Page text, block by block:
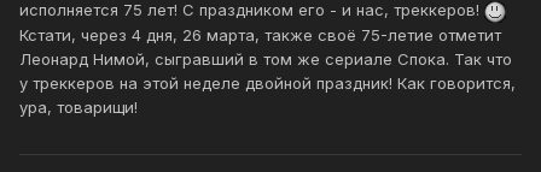
исполняется 75 лет! С праздником его - и нас, треккеров!
Кстати, через 4 дня, 26 марта, также своё 75-летие отметит
Леонард Нимой, сыгравший в том же сериале Спока. Так что
у треккеров на этой неделе двойной праздник! Как говорится,
ура, товарищи!